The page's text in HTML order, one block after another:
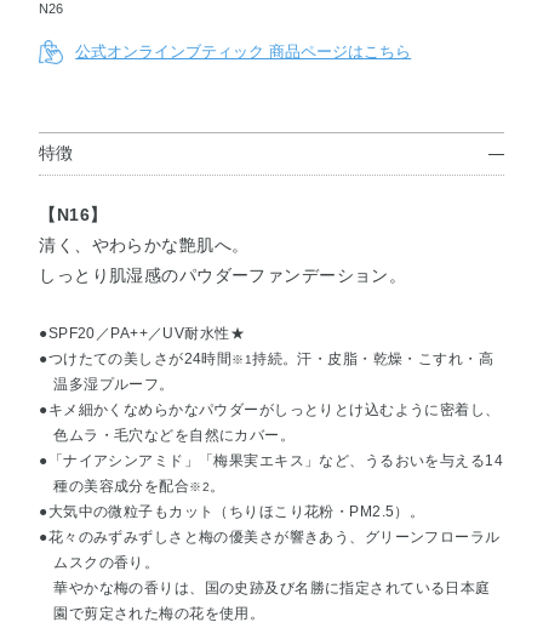
N26
公式オンラインブティック 商品ページはこちら
特徴
【N16】
清く、やわらかな艶肌へ。
しっとり肌湿感のパウダーファンデーション。
●SPF20／PA++／UV耐水性★
●つけたての美しさが24時間 ※1持続。汗・皮脂・乾燥・こすれ・高
温多湿プルーフ。
●キメ細かくなめらかなパウダーがしっとりとけ込むように密着し、
色ムラ・毛穴などを自然にカバー。
●「ナイアシンアミド」「梅果実エキス」など、うるおいを与える14
種の美容成分を配合※2。
●大気中の微粒子もカット（ちりほこり花粉・PM2.5）。
●花々のみずみずしさと梅の優美さが響きあう、グリーンフローラル
ムスクの香り。
華やかな梅の香りは、国の史跡及び名勝に指定されている日本庭
園で剪定された梅の花を使用。